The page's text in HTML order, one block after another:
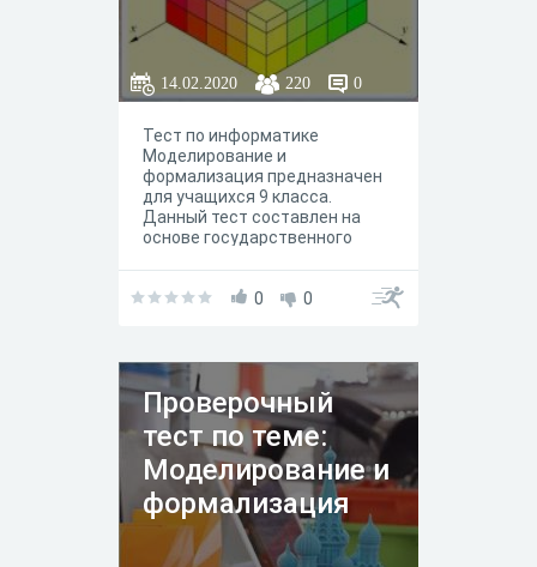
14.02.2020 220 0
Тест по информатике
Моделирование и
формализация предназначен
для учащихся 9 класса.
Данный тест составлен на
основе государственного
Л.Босовой 9 класс.
0 0
Проверочный
тест по теме:
Моделирование и
формализация